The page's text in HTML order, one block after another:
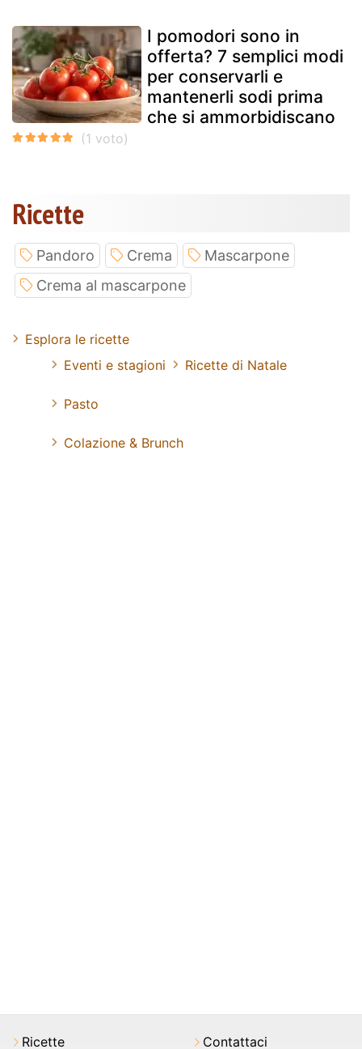
I pomodori sono in
offerta? 7 semplici modi
per conservarli e
mantenerli sodi prima
che si ammorbidiscano
Ricette
Pandoro Crema
Mascarpone
Crema al mascarpone
Esplora le ricette
Eventi e stagioni
Ricette di Natale
Pasto
Colazione & Brunch
Ricette Contattaci